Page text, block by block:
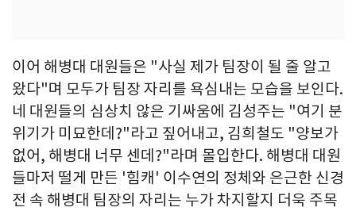
이어 해병대 대원들은 "사실 제가 팀장이 될 줄 알고
왔다"며 모두가 팀장 자리를 욕심내는 모습을 보인다.
네 대원들의 심상치 않은 기싸움에 김성주는 "여기 분
위기가 미묘한데?"라고 짚어내고, 김희철도 "양보가
없어, 해병대 너무 센데?"라며 몰입한다. 해병대 대원
들마저 떨게 만든 '힘캐' 이수연의 정체와 은근한 신경
전 속 해병대 팀장의 자리는 누가 차지할지 더욱 주목